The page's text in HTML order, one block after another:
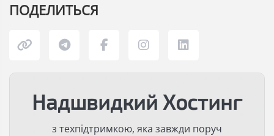
ПОДЕЛИТЬСЯ
Надшвидкий Хостинг
з техпідтримкою, яка завжди поруч